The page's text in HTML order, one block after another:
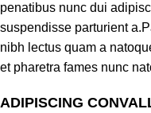
penatibus nunc dui
suspendisse parturient
nibh lectus quam a
et pharetra fames nunc
ADIPISCING